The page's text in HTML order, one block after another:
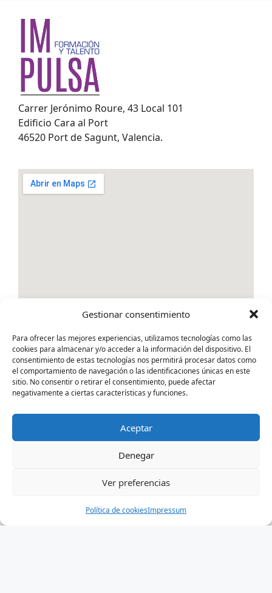
Gestionar consentimiento
Para ofrecer las mejores experiencias, utilizamos tecnologías como las
cookies para almacenar y/o acceder a la información del dispositivo. El
consentimiento de estas tecnologías nos permitirá procesar datos como
el comportamiento de navegación o las identificaciones únicas en este
sitio. No consentir o retirar el consentimiento, puede afectar
negativamente a ciertas características y funciones.
Aceptar
Denegar
Ver preferencias
Política de cookiesImpressum
Carrer Jerónimo Roure, 43 Local 101
Edificio Cara al Port
46520 Port de Sagunt, Valencia.